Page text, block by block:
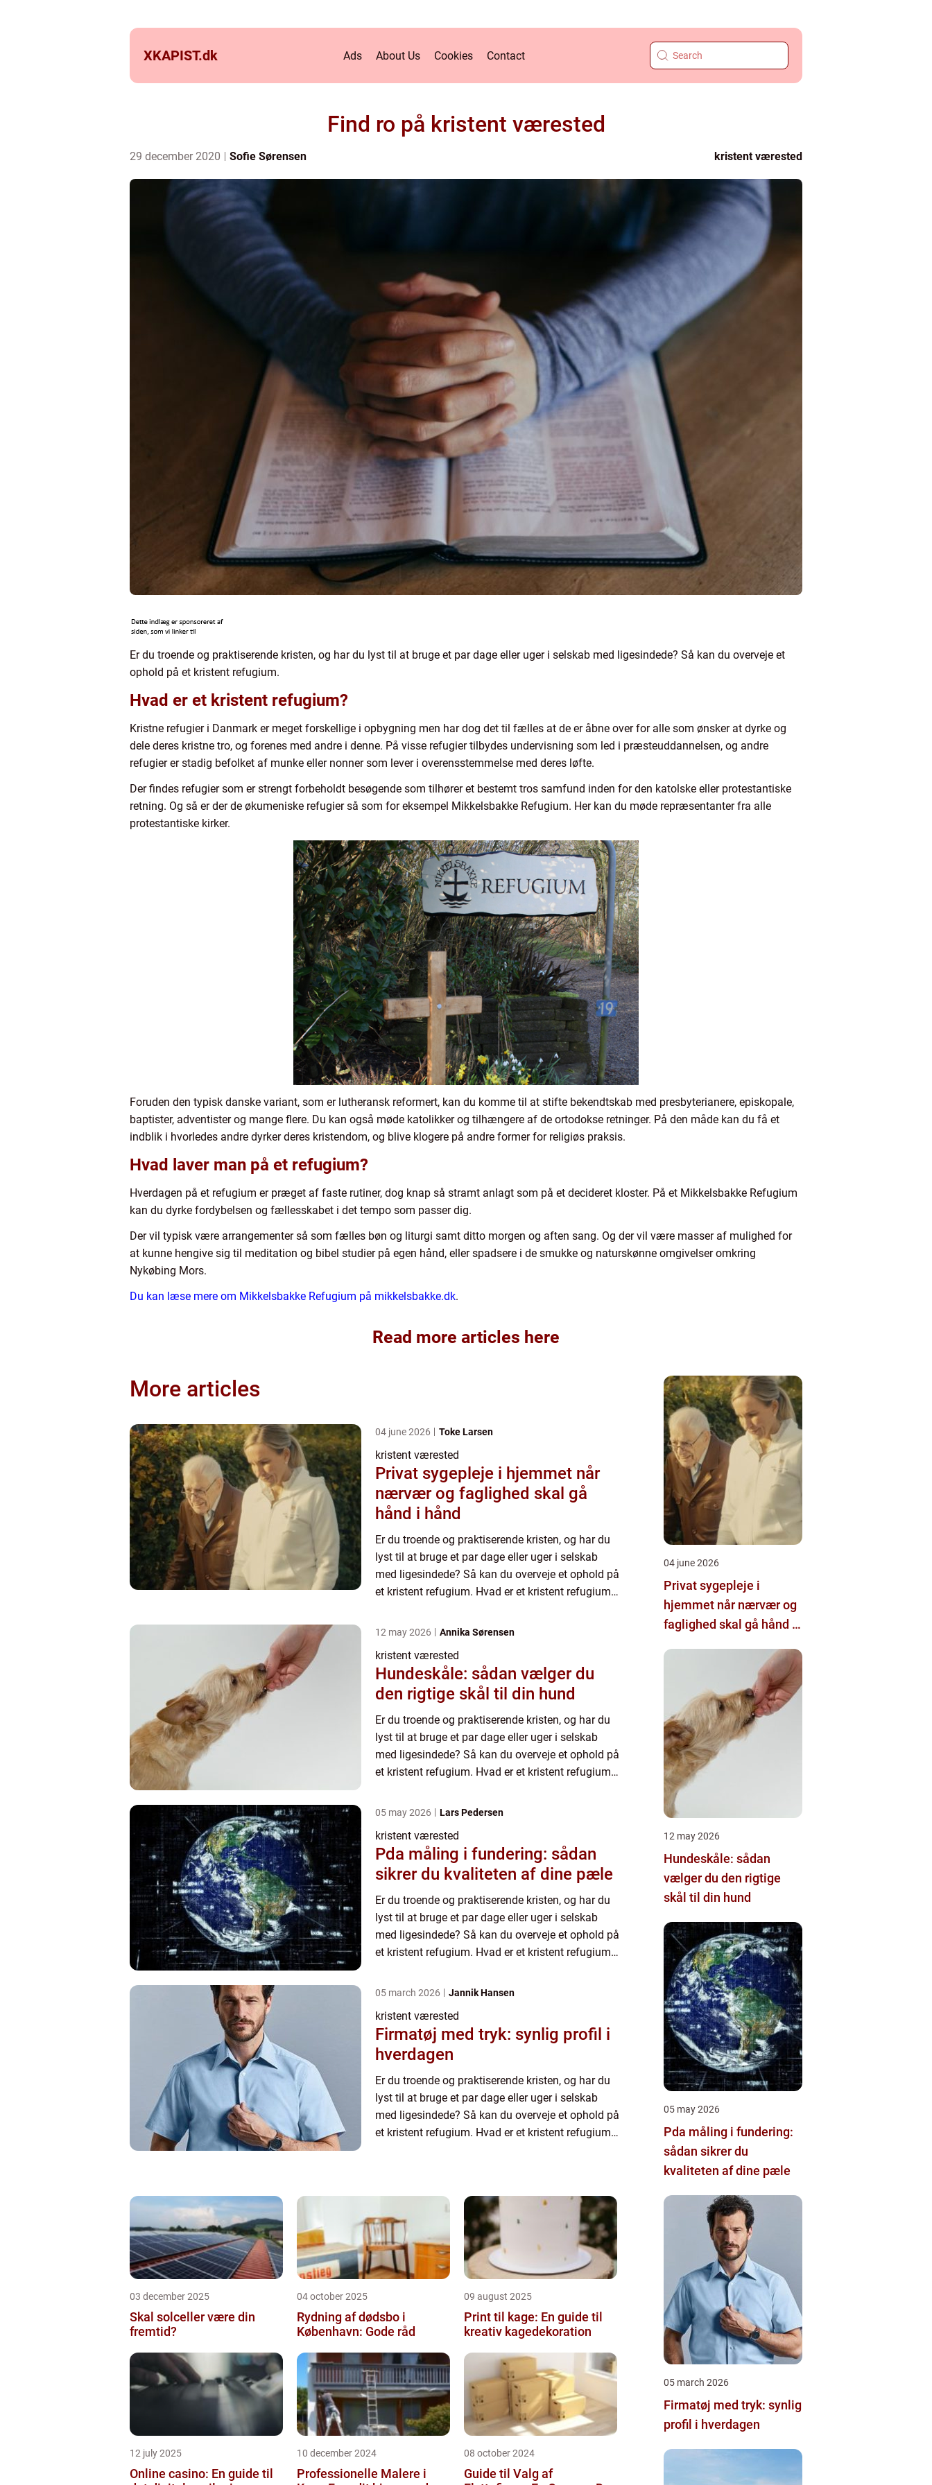
XKAPIST.dk Ads About Us Cookies Contact
Find ro på kristent værested
29 december 2020 Sofie Sørensen kristent værested
Er du troende og praktiserende kristen, og har du lyst til at bruge et par dage eller uger i selskab med ligesindede? Så kan du overveje et
ophold på et kristent refugium.
Hvad er et kristent refugium?
Kristne refugier i Danmark er meget forskellige i opbygning men har dog det til fælles at de er åbne over for alle som ønsker at dyrke og
dele deres kristne tro, og forenes med andre i denne. På visse refugier tilbydes undervisning som led i præsteuddannelsen, og andre
refugier er stadig befolket af munke eller nonner som lever i overensstemmelse med deres løfte.
Der findes refugier som er strengt forbeholdt besøgende som tilhører et bestemt tros samfund inden for den katolske eller protestantiske
retning. Og så er der de økumeniske refugier så som for eksempel Mikkelsbakke Refugium. Her kan du møde repræsentanter fra alle
protestantiske kirker.
Foruden den typisk danske variant, som er lutheransk reformert, kan du komme til at stifte bekendtskab med presbyterianere, episkopale,
baptister, adventister og mange flere. Du kan også møde katolikker og tilhængere af de ortodokse retninger. På den måde kan du få et
indblik i hvorledes andre dyrker deres kristendom, og blive klogere på andre former for religiøs praksis.
Hvad laver man på et refugium?
Hverdagen på et refugium er præget af faste rutiner, dog knap så stramt anlagt som på et decideret kloster. På et Mikkelsbakke Refugium
kan du dyrke fordybelsen og fællesskabet i det tempo som passer dig.
Der vil typisk være arrangementer så som fælles bøn og liturgi samt ditto morgen og aften sang. Og der vil være masser af mulighed for
at kunne hengive sig til meditation og bibel studier på egen hånd, eller spadsere i de smukke og naturskønne omgivelser omkring
Nykøbing Mors.
Du kan læse mere om Mikkelsbakke Refugium på mikkelsbakke.dk.
Read more articles here
More articles
04 june 2026 Toke Larsen
kristent værested
Privat sygepleje i hjemmet når
nærvær og faglighed skal gå
hånd i hånd
Er du troende og praktiserende kristen, og har du
lyst til at bruge et par dage eller uger i selskab
med ligesindede? Så kan du overveje et ophold på
et kristent refugium. Hvad er et kristent refugium?
12 may 2026 Annika Sørensen
kristent værested
Hundeskåle: sådan vælger du
den rigtige skål til din hund
Er du troende og praktiserende kristen, og har du
lyst til at bruge et par dage eller uger i selskab
med ligesindede? Så kan du overveje et ophold på
et kristent refugium. Hvad er et kristent refugium?
05 may 2026 Lars Pedersen
kristent værested
Pda måling i fundering: sådan
sikrer du kvaliteten af dine pæle
Er du troende og praktiserende kristen, og har du
lyst til at bruge et par dage eller uger i selskab
med ligesindede? Så kan du overveje et ophold på
et kristent refugium. Hvad er et kristent refugium?
05 march 2026 Jannik Hansen
kristent værested
Firmatøj med tryk: synlig profil i
hverdagen
Er du troende og praktiserende kristen, og har du
lyst til at bruge et par dage eller uger i selskab
med ligesindede? Så kan du overveje et ophold på
et kristent refugium. Hvad er et kristent refugium?
03 december 2025
Skal solceller være din
fremtid?
04 october 2025
Rydning af dødsbo i
København: Gode råd
09 august 2025
Print til kage: En guide til
kreativ kagedekoration
12 july 2025
Online casino: En guide til
10 december 2024
Professionelle Malere i
08 october 2024
Guide til Valg af
04 june 2026
Privat sygepleje i
hjemmet når nærvær og
faglighed skal gå hånd i
12 may 2026
Hundeskåle: sådan
vælger du den rigtige
skål til din hund
05 may 2026
Pda måling i fundering:
sådan sikrer du
kvaliteten af dine pæle
05 march 2026
Firmatøj med tryk: synlig
profil i hverdagen